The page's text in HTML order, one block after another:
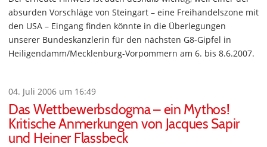
absurden Vorschläge von Steingart – eine Freihandelszone mit
den USA – Eingang finden könnte in die Überlegungen
unserer Bundeskanzlerin für den nächsten G8-Gipfel in
Heiligendamm/Mecklenburg-Vorpommern am 6. bis 8.6.2007.
04. Juli 2006 um 16:49
Das Wettbewerbsdogma – ein Mythos!
Kritische Anmerkungen von Jacques Sapir
und Heiner Flassbeck